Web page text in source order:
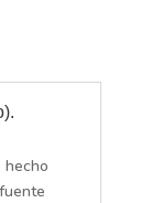
hecho